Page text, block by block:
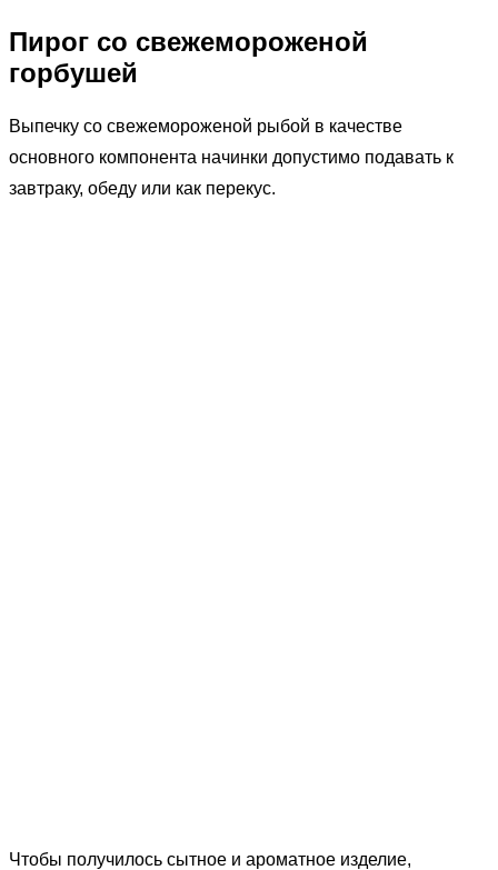
Пирог со свежемороженой
горбушей
Выпечку со свежемороженой рыбой в качестве
основного компонента начинки допустимо подавать к
завтраку, обеду или как перекус.
Чтобы получилось сытное и ароматное изделие,